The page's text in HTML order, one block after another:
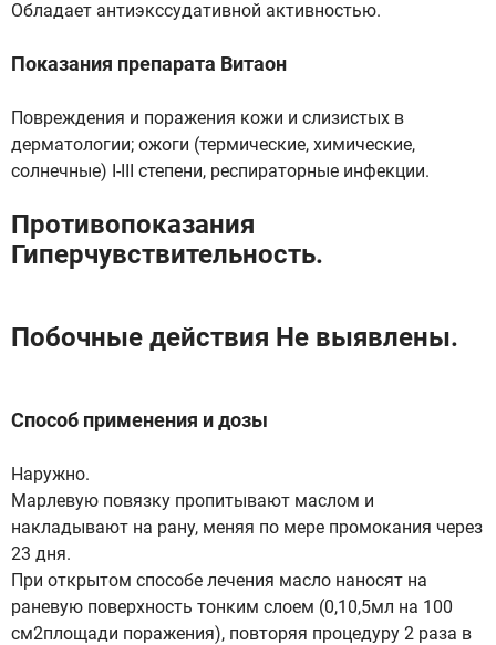
Обладает антиэкссудативной активностью.
Показания препарата Витаон
Повреждения и поражения кожи и слизистых в
дерматологии; ожоги (термические, химические,
солнечные) I-III степени, респираторные инфекции.
Противопоказания
Гиперчувствительность.
Побочные действия Не выявлены.
Способ применения и дозы
Наружно.
Марлевую повязку пропитывают маслом и
накладывают на рану, меняя по мере промокания через
23 дня.
При открытом способе лечения масло наносят на
раневую поверхность тонким слоем (0,10,5мл на 100
см2площади поражения), повторяя процедуру 2 раза в